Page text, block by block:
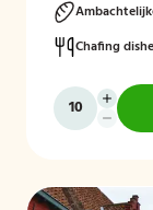
Chafing